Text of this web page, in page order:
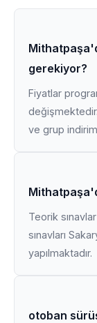
gerekiyor?
Fiyatlar
ve grup
Teorik
sınavları
yapılmaktadır.
otoban